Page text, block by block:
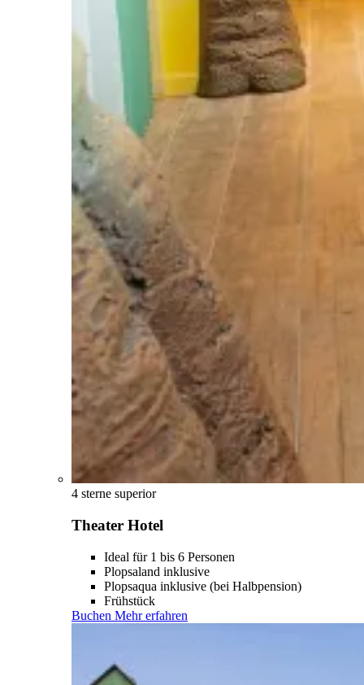
4 sterne superior
Theater Hotel
Ideal für 1 bis 6 Personen
Plopsaland inklusive
Plopsaqua inklusive (bei Halbpension)
Frühstück
Buchen Mehr erfahren